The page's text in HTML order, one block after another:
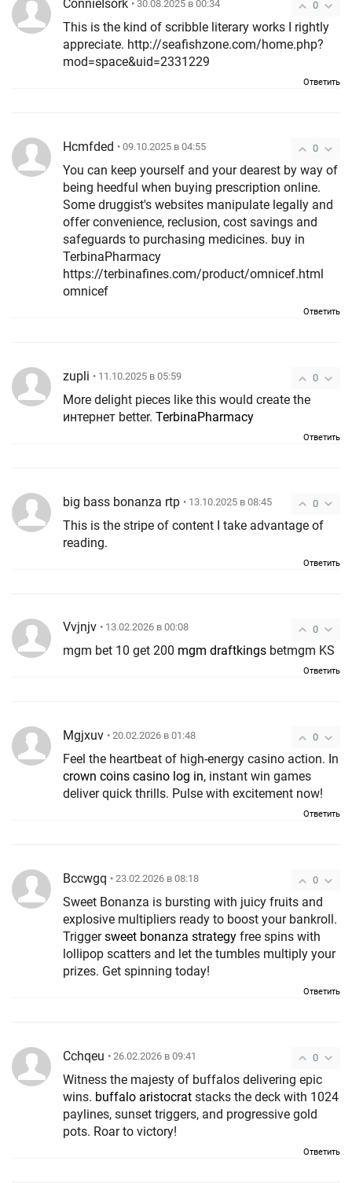
0
ConnieIsork • 30.08.2025 в 00:34
This is the kind of scribble literary works I rightly
appreciate. http://seafishzone.com/home.php?
mod=space&uid=2331229
Ответить
0
Hcmfded • 09.10.2025 в 04:55
You can keep yourself and your dearest by way of
being heedful when buying prescription online.
Some druggist's websites manipulate legally and
offer convenience, reclusion, cost savings and
safeguards to purchasing medicines. buy in
TerbinaPharmacy
https://terbinafines.com/product/omnicef.html
omnicef
Ответить
0
zupli • 11.10.2025 в 05:59
More delight pieces like this would create the
интернет better. TerbinaPharmacy
Ответить
0
big bass bonanza rtp • 13.10.2025 в 08:45
This is the stripe of content I take advantage of
reading.
Ответить
0
Vvjnjv • 13.02.2026 в 00:08
mgm bet 10 get 200 mgm draftkings betmgm KS
Ответить
0
Mgjxuv • 20.02.2026 в 01:48
Feel the heartbeat of high-energy casino action. In
crown coins casino log in, instant win games
deliver quick thrills. Pulse with excitement now!
Ответить
0
Bccwgq • 23.02.2026 в 08:18
Sweet Bonanza is bursting with juicy fruits and
explosive multipliers ready to boost your bankroll.
Triggersweet bonanza strategy free spins with
lollipop scatters and let the tumbles multiply your
prizes. Get spinning today!
Ответить
0
Cchqeu • 26.02.2026 в 09:41
Witness the majesty of buffalos delivering epic
wins. buffalo aristocrat stacks the deck with 1024
paylines, sunset triggers, and progressive gold
pots. Roar to victory!
Ответить